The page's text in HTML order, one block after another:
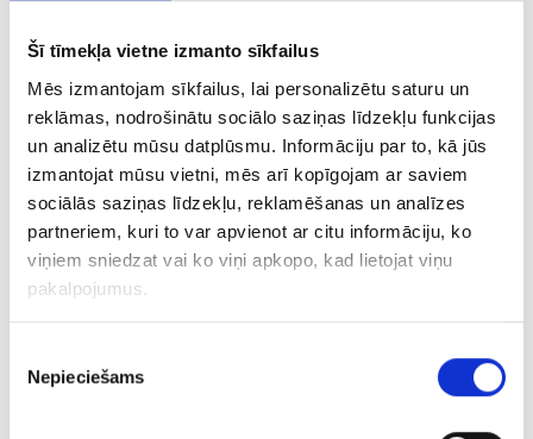
Šī tīmekļa vietne izmanto sīkfailus
Mēs izmantojam sīkfailus, lai personalizētu saturu un
reklāmas, nodrošinātu sociālo saziņas līdzekļu funkcijas
un analizētu mūsu datplūsmu. Informāciju par to, kā jūs
izmantojat mūsu vietni, mēs arī kopīgojam ar saviem
sociālās saziņas līdzekļu, reklamēšanas un analīzes
partneriem, kuri to var apvienot ar citu informāciju, ko
viņiem sniedzat vai ko viņi apkopo, kad lietojat viņu
pakalpojumus.
izvēle
Nepieciešams
Gredzens 191g6-3463
€ 16.00
PIEVIENOT GROZAM